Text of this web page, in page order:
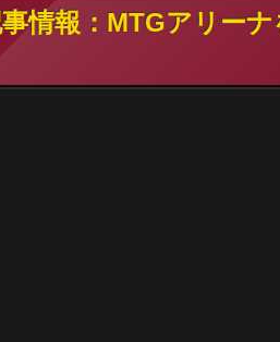
事情報：MTGアリー